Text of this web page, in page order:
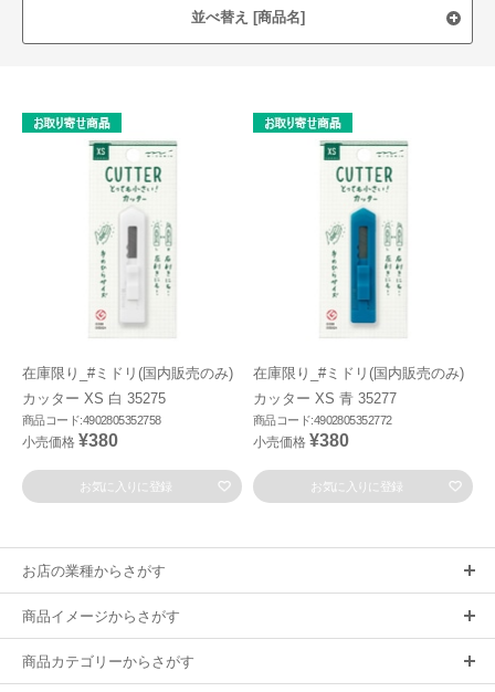
並べ替え [商品名]
在庫限り_#ミドリ(国内販売のみ)
カッター XS 白 35275
商品コード:4902805352758
小売価格 ¥380
お気に入りに登録
在庫限り_#ミドリ(国内販売のみ)
カッター XS 青 35277
商品コード:4902805352772
小売価格 ¥380
お気に入りに登録
お店の業種からさがす
商品イメージからさがす
商品カテゴリーからさがす